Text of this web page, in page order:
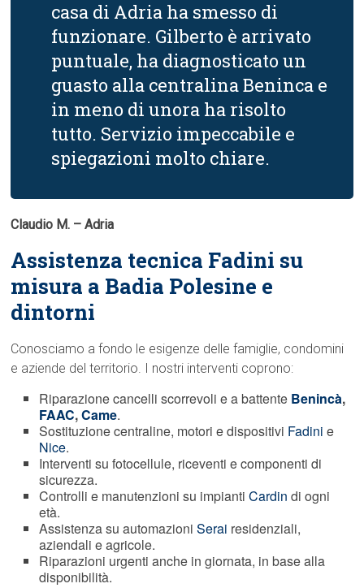
casa di Adria ha smesso di
funzionare. Gilberto è arrivato
puntuale, ha diagnosticato un
guasto alla centralina Beninca e
in meno di unora ha risolto
tutto. Servizio impeccabile e
spiegazioni molto chiare.
Claudio M. – Adria
Assistenza tecnica Fadini su
misura a Badia Polesine e
dintorni
Conosciamo a fondo le esigenze delle famiglie, condomini
e aziende del territorio. I nostri interventi coprono:
Riparazione cancelli scorrevoli e a battente Benincà,
FAAC,Came.
Sostituzione centraline, motori e dispositivi Fadini e
Nice.
Interventi su fotocellule, riceventi e componenti di
sicurezza.
Controlli e manutenzioni su impiantiCardin di ogni
età.
Assistenza su automazioniSerai residenziali,
aziendali e agricole.
Riparazioni urgenti anche in giornata, in base alla
disponibilità.